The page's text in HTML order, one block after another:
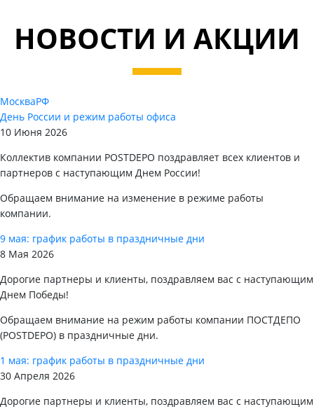
НОВОСТИ И АКЦИИ
МоскваРФ
День России и режим работы офиса
10 Июня 2026
Коллектив компании POSTDEPO поздравляет всех клиентов и
партнеров с наступающим Днем России!
Обращаем внимание на изменение в режиме работы
компании.
9 мая: график работы в праздничные дни
8 Мая 2026
Дорогие партнеры и клиенты, поздравляем вас с наступающим
Днем Победы!
Обращаем внимание на режим работы компании ПОСТДЕПО
(POSTDEPO) в праздничные дни.
1 мая: график работы в праздничные дни
30 Апреля 2026
Дорогие партнеры и клиенты, поздравляем вас с наступающим